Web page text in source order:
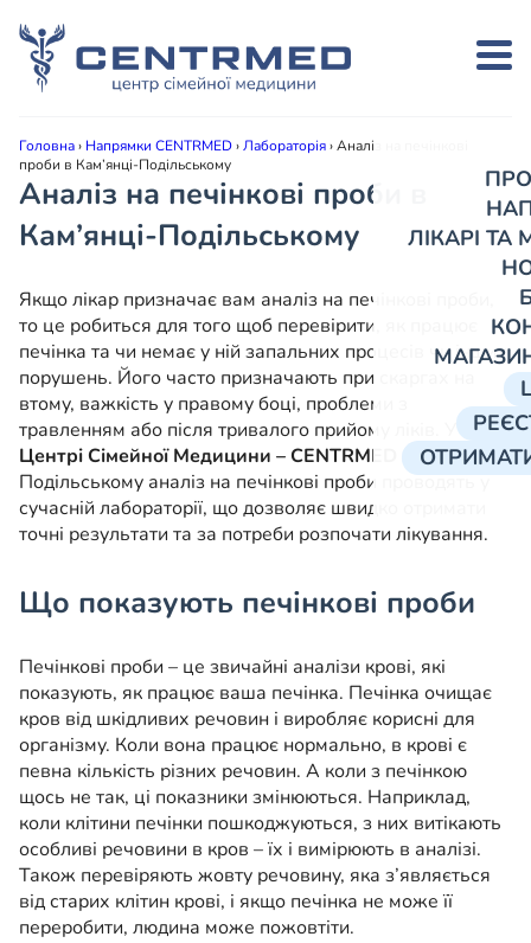
ЛІКАРІ
Головна› Напрямки CENTRMED›Лабораторія›Аналіз на печінкові
проби в Кам’янці-Подільському
Аналіз на печінкові проби в
Кам’янці-Подільському
Якщо лікар призначає вам аналіз на печінкові проби,
то це робиться для того щоб перевірити, як працює
печінка та чи немає у ній запальних процесів чи інших
порушень. Його часто призначають при скаргах на
втому, важкість у правому боці, проблеми з
травленням або після тривалого прийому ліків. У
Центрі Сімейної Медицини – CENTRMED
у Кам’янці-
Подільському аналіз на печінкові проби проводять у
сучасній лабораторії, що дозволяє швидко отримати
точні результати та за потреби розпочати лікування.
Що показують печінкові проби
Печінкові проби – це звичайні аналізи крові, які
показують, як працює ваша печінка. Печінка очищає
кров від шкідливих речовин і виробляє корисні для
організму. Коли вона працює нормально, в крові є
певна кількість різних речовин. А коли з печінкою
щось не так, ці показники змінюються. Наприклад,
коли клітини печінки пошкоджуються, з них витікають
особливі речовини в кров – їх і вимірюють в аналізі.
Також перевіряють жовту речовину, яка з’являється
від старих клітин крові, і якщо печінка не може її
переробити, людина може пожовтіти.